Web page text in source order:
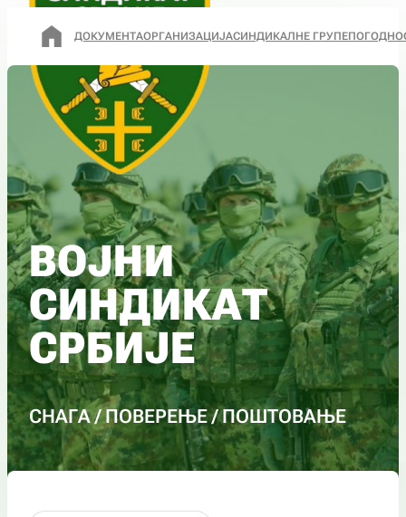
ДОКУМЕНТАОРГАНИЗАЦИЈАСИНДИКАЛНЕ ГРУПЕ
ВОЈНИ
СИНДИКАТ
СРБИЈЕ
СНАГА / ПОВЕРЕЊЕ / ПОШТОВАЊЕ